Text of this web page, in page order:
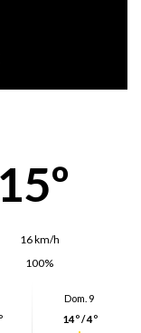
15º
16 km/h
100%
Dom. 9
14º / 4º